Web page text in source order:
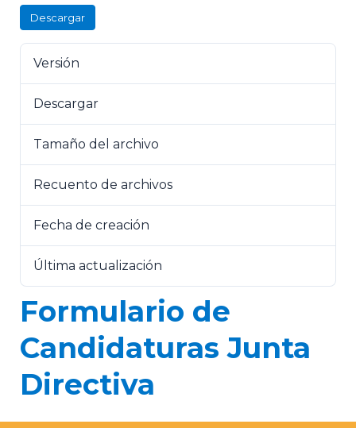
Descargar
Versión
Descargar
Tamaño del archivo
Recuento de archivos
Fecha de creación
Última actualización
Formulario de
Candidaturas Junta
Directiva